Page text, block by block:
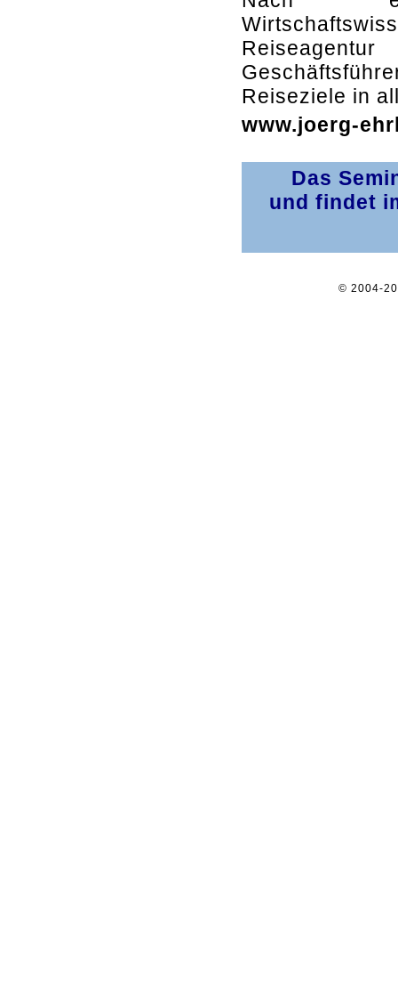
Reiseziele in
www.joerg-
Das
und findet
© 2004-